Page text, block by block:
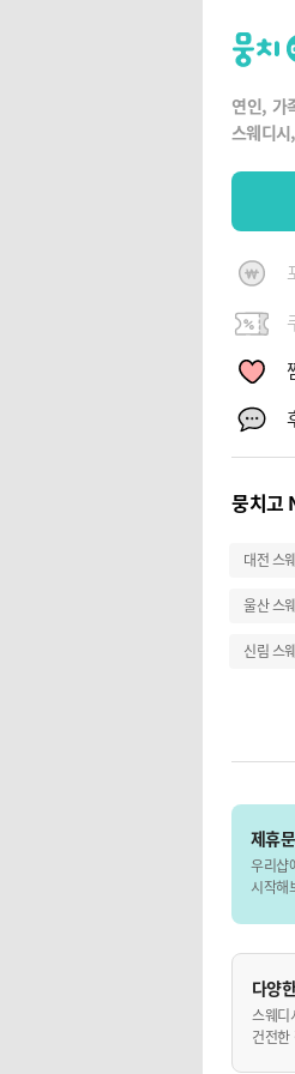
뭉
치
고
연인, 가
스웨디
뭉치고
대전 스
울산 스
신림 스
제휴
우리샵
시작해
다양
스웨디
건전한